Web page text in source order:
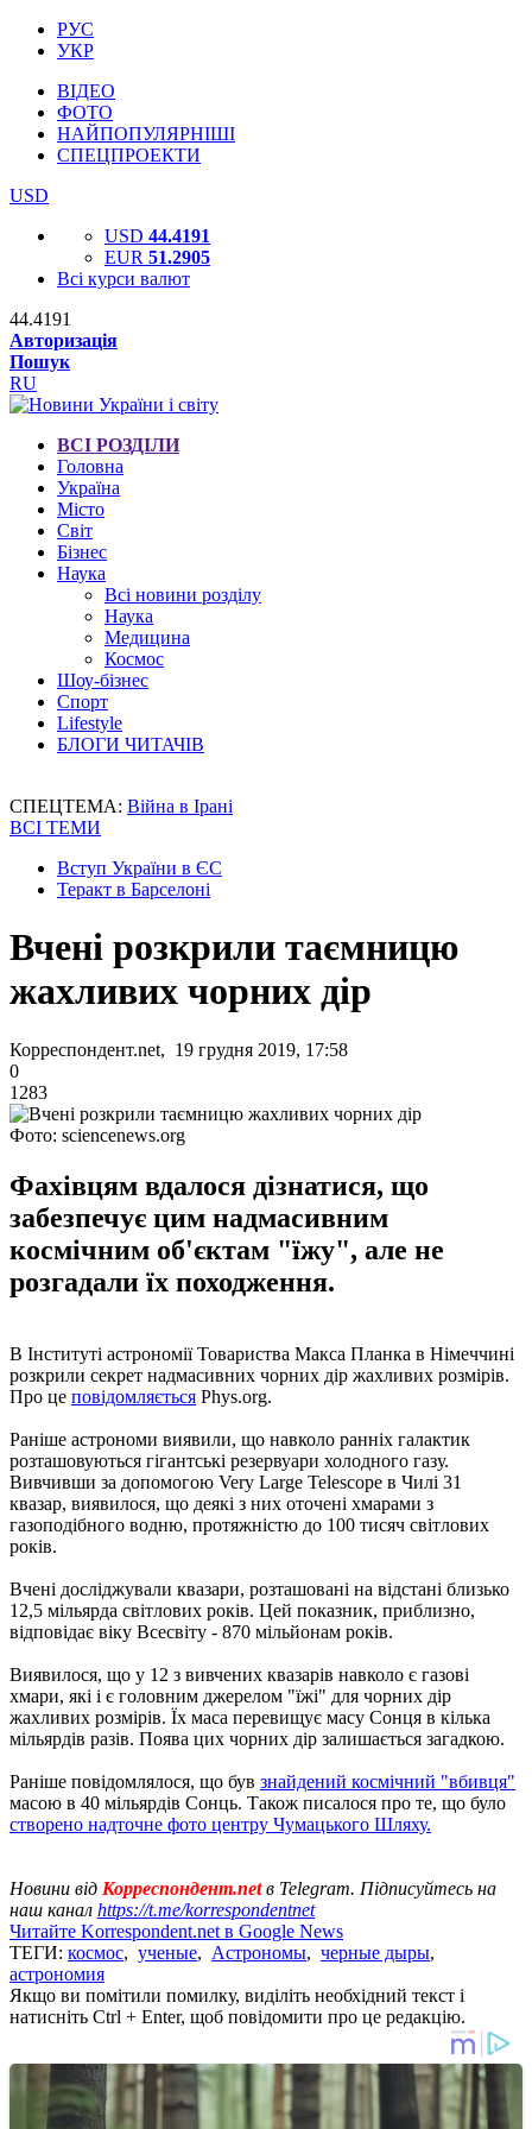
РУС
УКР
ВІДЕО
ФОТО
НАЙПОПУЛЯРНІШІ
СПЕЦПРОЕКТИ
USD
USD 44.4191
EUR 51.2905
Всі курси валют
44.4191
Авторизація
Пошук
RU
ВСІ РОЗДІЛИ
Головна
Україна
Місто
Світ
Бізнес
Наука
Всі новини розділу
Наука
Медицина
Космос
Шоу-бізнес
Спорт
Lifestyle
БЛОГИ ЧИТАЧІВ
СПЕЦТЕМА: Війна в Ірані
ВСІ ТЕМИ
Вступ України в ЄС
Теракт в Барселоні
Вчені розкрили таємницю
жахливих чорних дір
Корреспондент.net, 19 грудня 2019, 17:58
0
1283
Фото: sciencenews.org
Фахівцям вдалося дізнатися, що
забезпечує цим надмасивним
космічним об'єктам "їжу", але не
розгадали їх походження.
В Інституті астрономії Товариства Макса Планка в Німеччині
розкрили секрет надмасивних чорних дір жахливих розмірів.
Про це повідомляється Phys.org.
Раніше астрономи виявили, що навколо ранніх галактик
розташовуються гігантські резервуари холодного газу.
Вивчивши за допомогою Very Large Telescope в Чилі 31
квазар, виявилося, що деякі з них оточені хмарами з
газоподібного водню, протяжністю до 100 тисяч світлових
років.
Вчені досліджували квазари, розташовані на відстані близько
12,5 мільярда світлових років. Цей показник, приблизно,
відповідає віку Всесвіту - 870 мільйонам років.
Виявилося, що у 12 з вивчених квазарів навколо є газові
хмари, які і є головним джерелом "їжі" для чорних дір
жахливих розмірів. Їх маса перевищує масу Сонця в кілька
мільярдів разів. Поява цих чорних дір залишається загадкою.
Раніше повідомлялося, що був знайдений космічний "вбивця"
масою в 40 мільярдів Сонць. Також писалося про те, що було
створено надточне фото центру Чумацького Шляху.
Новини від Корреспондент.netв Telegram. Підписуйтесь на
наш канал https://t.me/korrespondentnet
Читайте Korrespondent.net в Google News
ТЕГИ: космос, ученые, Астрономы, черные дыры,
астрономия
Якщо ви помітили помилку, виділіть необхідний текст і
натисніть Ctrl + Enter, щоб повідомити про це редакцію.